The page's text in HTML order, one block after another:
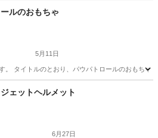
シマトネリコ
ルのおもちゃ
5月11日
。 タイトルのとおり、パウパトロールのおもち
もちゃ パウパトロール
ェットヘルメット
6月27日